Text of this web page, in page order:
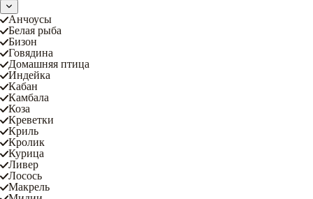
Анчоусы
Белая рыба
Бизон
Говядина
Домашняя птица
Индейка
Кабан
Камбала
Коза
Креветки
Криль
Кролик
Курица
Ливер
Лосось
Макрель